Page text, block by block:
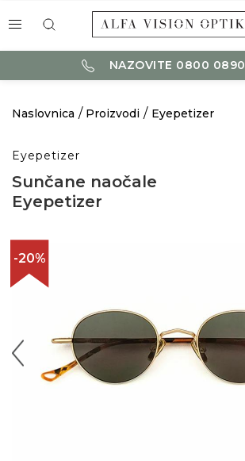
NAZOVITE 0800 0890
Naslovnica Proizvodi Eyepetizer
Eyepetizer
Sunčane naočale
Eyepetizer
-20%